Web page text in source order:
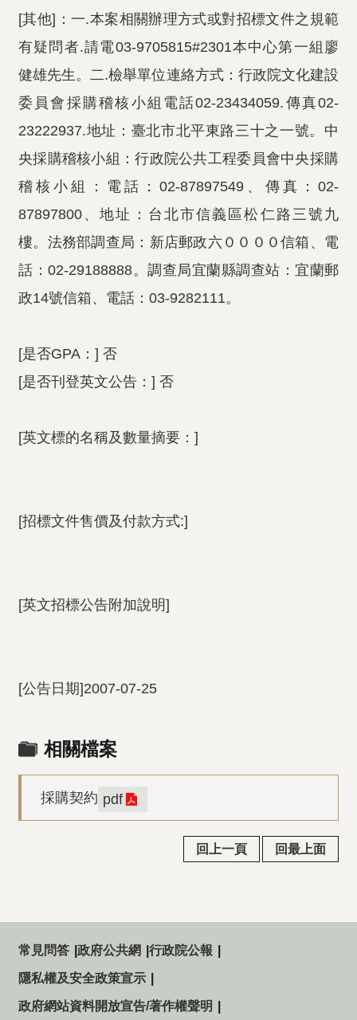
[其他]：一.本案相關辦理方式或對招標文件之規範
有疑問者.請電03-9705815#2301本中心第一組廖
健雄先生。二.檢舉單位連絡方式：行政院文化建設
委員會採購稽核小組電話02-23434059.傳真02-
23222937.地址：臺北市北平東路三十之一號。中
央採購稽核小組：行政院公共工程委員會中央採購
稽核小組：電話：02-87897549、傳真：02-
87897800、地址：台北市信義區松仁路三號九
樓。法務部調查局：新店郵政六００００信箱、電
話：02-29188888。調查局宜蘭縣調查站：宜蘭郵
政14號信箱、電話：03-9282111。
[是否GPA：] 否
[是否刊登英文公告：] 否
[英文標的名稱及數量摘要：]
[招標文件售價及付款方式:]
[英文招標公告附加說明]
[公告日期]2007-07-25
相關檔案
採購契約 pdf
回上一頁 回最上面
常見問答 政府公共網 行政院公報
隱私權及安全政策宣示
政府網站資料開放宣告/著作權聲明